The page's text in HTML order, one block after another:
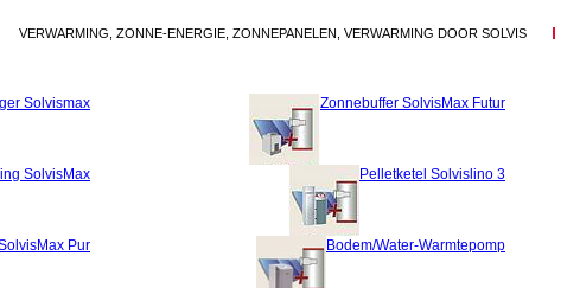
VERWARMING, ZONNE-ENERGIE, ZONNEPANELEN, VERWARMING DOOR SOLVIS
Solvismax
SolvisMax
Pur
Zonnebuffer SolvisMax Futur
Pelletketel Solvislino 3
Bodem/Water-Warmtepomp